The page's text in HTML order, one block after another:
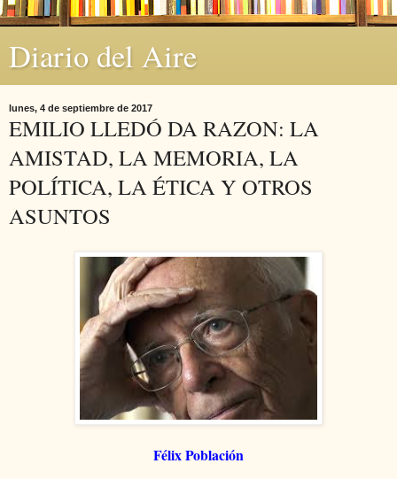
Diario del Aire
lunes, 4 de septiembre de 2017
EMILIO LLEDÓ DA RAZON: LA
AMISTAD, LA MEMORIA, LA
POLÍTICA, LA ÉTICA Y OTROS
ASUNTOS
Félix Población